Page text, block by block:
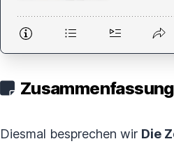
Diesmal besprechen wir Die